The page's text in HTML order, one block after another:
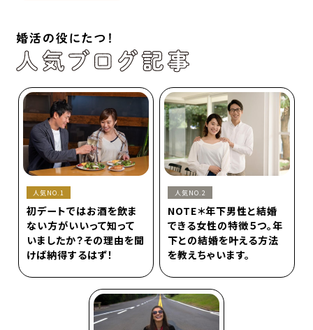
人気NO.1
初デートではお酒を飲ま
ない方がいいって知って
いましたか？その理由を聞
けば納得するはず！
人気NO.2
NOTE＊年下男性と結婚
できる女性の特徴５つ。年
下との結婚を叶える方法
を教えちゃいます。